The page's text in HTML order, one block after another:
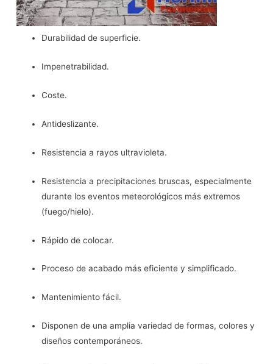
Durabilidad de superficie.
Impenetrabilidad.
Coste.
Antideslizante.
Resistencia a rayos ultravioleta.
Resistencia a precipitaciones bruscas, especialmente
durante los eventos meteorológicos más extremos
(fuego/hielo).
Rápido de colocar.
Proceso de acabado más eficiente y simplificado.
Mantenimiento fácil.
Disponen de una amplia variedad de formas, colores y
diseños contemporáneos.